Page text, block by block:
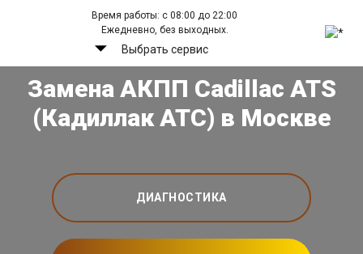
Время работы: с 08:00 до 22:00
Ежедневно, без выходных.
Выбрать сервис
Замена АКПП Cadillac ATS
(Кадиллак АТС) в Москве
ДИАГНОСТИКА